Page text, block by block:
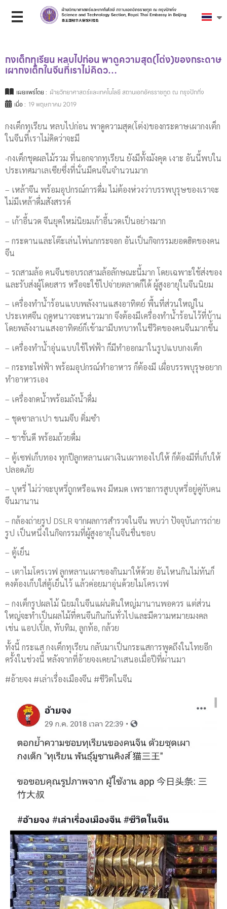
กงเต็กทุเรียน หลบไปก่อน พาดูความสุด(โต่ง)​ของกระดาษ​
เผากงเต็กในจีนที่เราไม่คิดว…
เผยแพร่โดย : ฝ่ายวิทยาศาสตร์และเทคโนโลยี สถานเอกอัครราชทูต ณ กรุงปักกิ่ง
เมื่อ : 19 พฤษภาคม 2019
กงเต็กทุเรียน หลบไปก่อน พาดูความสุด(โต่ง)​ของกระดาษ​เผากงเต็ก
ในจีนที่เราไม่คิดว่าจะมี
-กงเต็กชุดผลไม้รวม ที่นอกจากทุเรียน ยังมีทั้งมังคุด เงาะ อันนี้พบใน
ประเทศ​มาเลเซีย​ซึ่งที่นั่นมีคนจีนจำนวนมาก
– เหล้าจีน พร้อมอุปกรณ์​การดื่ม ไม่ต้องห่วงว่าบรรพบุรุษ​ของเราจะ
ไม่มีเหล้าดื่มสังสรรค์
– เก้าอี้นวด จีนยุคใหม่นิยมเก้าอี้นวดเป็นอย่างมาก
– กระดานและโต๊ะเล่นไพ่นกกระจอก อันเป็นกิจกรรมยอดฮิตของคน
จีน
– รถสามล้อ คนจีนชอบรถสามล้อลักษณะ​นี้มาก โดยเฉพาะ​ใช้ส่งของ
และรับส่งผู้โดยสาร หรือจะใช้ไปจ่ายตลาดก็ได้ ผู้สูงอายุในจีนนิยม
– เครื่องทำน้ำร้อนแบบพลังงานแสงอาทิตย์​ พื้นที่ส่วนใหญ่​ใน
ประเทศ​จีน ฤดูหนาวจะหนาวมาก จึงต้องมีเครื่องทำน้ำร้อนไว้ที่บ้าน
โดยพลังงานแสงอาทิตย์​ก็เข้ามามีบทบาทในชีวิตของคนจีนมากขึ้น
– เครื่องทำน้ำอุ่นแบบใช้ไฟฟ้า ก็มีทำออกมาในรูปแบบกงเต็ก
– กระทะไฟฟ้า พร้อมอุปกรณ์​ทำอาหาร ก็ต้องมี เผื่อบรรพบุรุษ​อยาก
ทำอาหารเอง
– เครื่องกดน้ำพร้อมถังน้ำดื่ม
– ชุดซาลาเปา ขนมจีบ ติ่มซำ
– ชาชั้นดี พร้อมถ้วยดื่ม
– ตู้เซฟเก็บทอง ทุกปีลูกหลานเผาเงินเผาทองไปให้ ก็ต้องมีที่เก็บให้
ปลอดภัย
– บุหรี่ ไม่ว่าจะบุหรี่ถูกหรือแพง มีหมด เพราะการสูบบุหรี่​อยู่คู่กับคน
จีนมานาน
– กล้องถ่ายรูป DSLR จากผลการสำรวจในจีน พบว่า ปัจจุบัน​การถ่าย
รูป เป็นหนึ่งในกิจกรรม​ที่ผู้สูงอายุในจีนชื่นชอบ
– ตู้เย็น
– เตาไมโครเวฟ​ ลูกหลานเผาของกินมาให้ด้วย อันไหนกินไม่ทันก็
คงต้องเก็บใส่ตู้เย็นไว้ แล้วค่อยมาอุ่นด้วยไมโครเวฟ
– กงเต็ก​รูปผลไม้ นิยมในจีนแผ่นดินใหญ่​มานานพอควร แต่ส่วน
ใหญ่​จะทำเป็นผลไม้ที่คนจีนกินกันทั่วไปและมีความหมายมงคล
เช่น แอปเปิ้ล, ทับทิม, ลูกท้อ, กล้วย
ทั้งนี้ กระแส กงเต็ก​ทุเรียน กลับมาเป็นกระแสการพูดถึง​ในไทยอีก
ครั้งในช่วงนี้ หลังจากที่อ้ายจงเคยนำเสนอเมื่อปีที่ผ่านมา
#อ้ายจง #เล่าเรื่องเมืองจีน #ชีวิตในจีน